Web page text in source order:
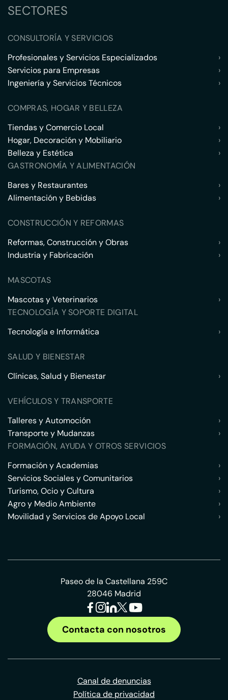
SECTORES
CONSULTORÍA Y SERVICIOS
Profesionales y Servicios Especializados
›
Servicios para Empresas
›
Ingeniería y Servicios Técnicos
›
COMPRAS, HOGAR Y BELLEZA
Tiendas y Comercio Local
›
Hogar, Decoración y Mobiliario
›
Belleza y Estética
›
GASTRONOMÍA Y ALIMENTACIÓN
Bares y Restaurantes
›
Alimentación y Bebidas
›
CONSTRUCCIÓN Y REFORMAS
Reformas, Construcción y Obras
›
Industria y Fabricación
›
MASCOTAS
Mascotas y Veterinarios
›
TECNOLOGÍA Y SOPORTE DIGITAL
Tecnología e Informática
›
SALUD Y BIENESTAR
Clínicas, Salud y Bienestar
›
VEHÍCULOS Y TRANSPORTE
Talleres y Automoción
›
Transporte y Mudanzas
›
FORMACIÓN, AYUDA Y OTROS SERVICIOS
Formación y Academias
›
Servicios Sociales y Comunitarios
›
Turismo, Ocio y Cultura
›
Agro y Medio Ambiente
›
Movilidad y Servicios de Apoyo Local
›
Paseo de la Castellana 259C
28046 Madrid
Contacta con nosotros
Canal de denuncias
Política de privacidad